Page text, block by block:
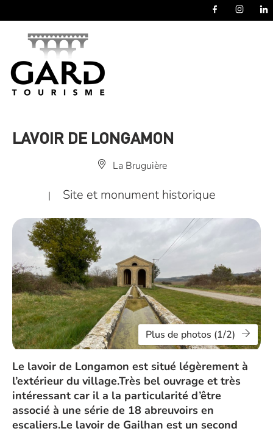
LAVOIR DE LONGAMON
La Bruguière
| Site et monument historique
Plus de photos (1/2)
Le lavoir de Longamon est situé légèrement à
l’extérieur du village.Très bel ouvrage et très
intéressant car il a la particularité d’être
associé à une série de 18 abreuvoirs en
escaliers.Le lavoir de Gailhan est un second